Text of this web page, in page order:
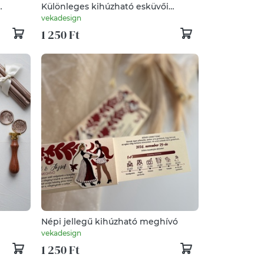
Különleges kihúzható esküvői
meghívó I Eukaliptusz greenery
stílusban
vekadesign
1 250 Ft
Népi jellegű kihúzható meghívó
vekadesign
1 250 Ft